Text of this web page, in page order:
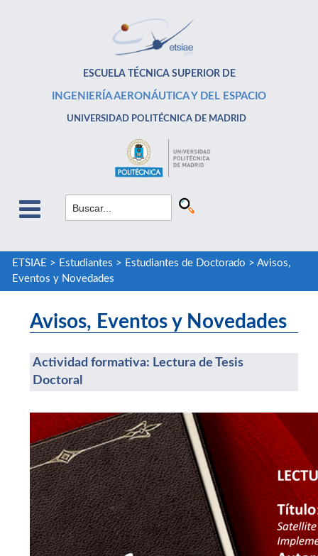
ESCUELA TÉCNICA SUPERIOR DE
INGENIERÍA AERONÁUTICA Y DEL ESPACIO
UNIVERSIDAD POLITÉCNICA DE MADRID
ETSIAE > Estudiantes > Estudiantes de Doctorado > Avisos,
Eventos y Novedades
Avisos, Eventos y Novedades
Actividad formativa: Lectura de Tesis
Doctoral